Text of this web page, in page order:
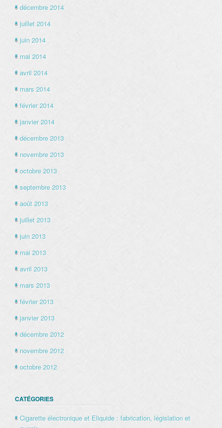
décembre 2014
juillet 2014
juin 2014
mai 2014
avril 2014
mars 2014
février 2014
janvier 2014
décembre 2013
novembre 2013
octobre 2013
septembre 2013
août 2013
juillet 2013
juin 2013
mai 2013
avril 2013
mars 2013
février 2013
janvier 2013
décembre 2012
novembre 2012
octobre 2012
CATÉGORIES
Cigarette électronique et Eliquide : fabrication, législation et